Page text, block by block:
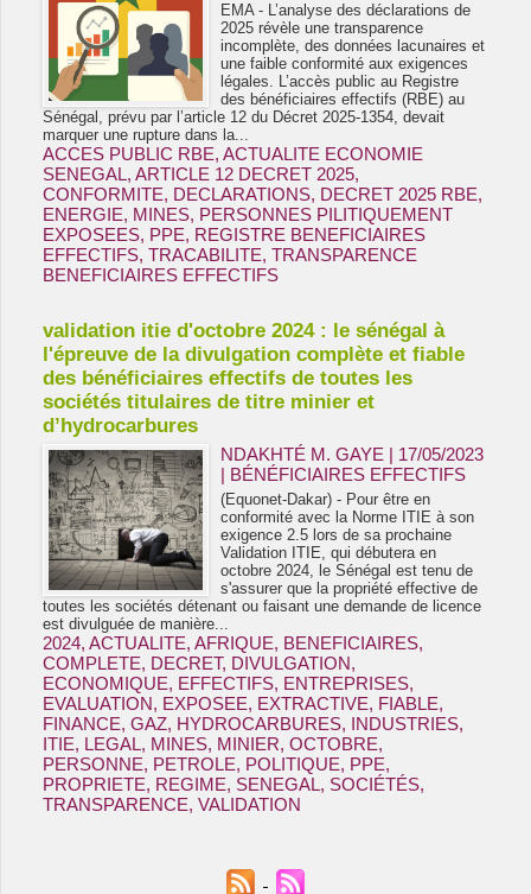
EMA - L’analyse des déclarations de
2025 révèle une transparence
incomplète, des données lacunaires et
une faible conformité aux exigences
légales. L’accès public au Registre
des bénéficiaires effectifs (RBE) au
Sénégal, prévu par l’article 12 du Décret 2025-1354, devait
marquer une rupture dans la...
ACCES PUBLIC RBE, ACTUALITE ECONOMIE
SENEGAL, ARTICLE 12 DECRET 2025,
CONFORMITE, DECLARATIONS, DECRET 2025 RBE,
ENERGIE, MINES, PERSONNES PILITIQUEMENT
EXPOSEES, PPE, REGISTRE BENEFICIAIRES
EFFECTIFS, TRACABILITE, TRANSPARENCE
BENEFICIAIRES EFFECTIFS
validation itie d'octobre 2024 : le sénégal à
l'épreuve de la divulgation complète et fiable
des bénéficiaires effectifs de toutes les
sociétés titulaires de titre minier et
d’hydrocarbures
NDAKHTÉ M. GAYE | 17/05/2023
| BÉNÉFICIAIRES EFFECTIFS
(Equonet-Dakar) - Pour être en
conformité avec la Norme ITIE à son
exigence 2.5 lors de sa prochaine
Validation ITIE, qui débutera en
octobre 2024, le Sénégal est tenu de
s'assurer que la propriété effective de
toutes les sociétés détenant ou faisant une demande de licence
est divulguée de manière...
2024, ACTUALITE, AFRIQUE, BENEFICIAIRES,
COMPLETE, DECRET, DIVULGATION,
ECONOMIQUE, EFFECTIFS, ENTREPRISES,
EVALUATION, EXPOSEE, EXTRACTIVE, FIABLE,
FINANCE, GAZ, HYDROCARBURES, INDUSTRIES,
ITIE, LEGAL, MINES, MINIER, OCTOBRE,
PERSONNE, PETROLE, POLITIQUE, PPE,
PROPRIETE, REGIME, SENEGAL, SOCIÉTÉS,
TRANSPARENCE, VALIDATION